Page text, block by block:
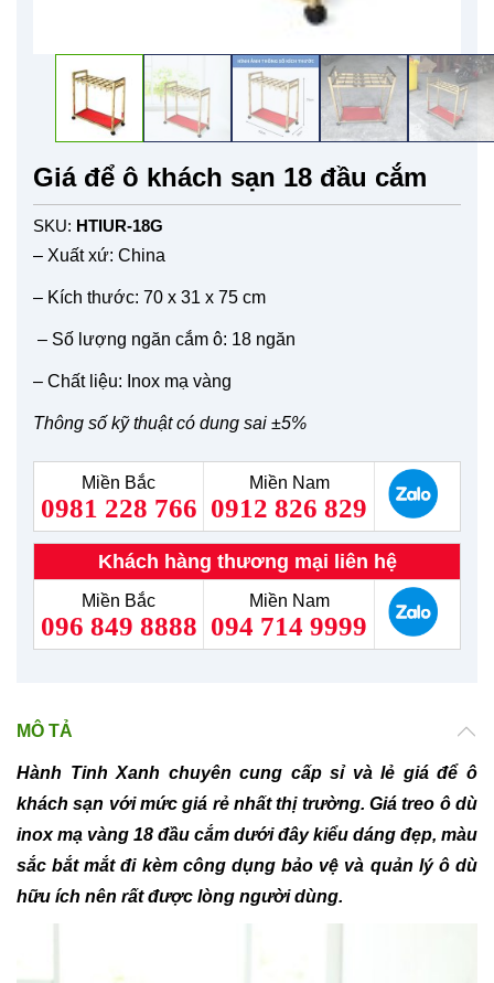
Giá để ô khách sạn 18 đầu cắm
SKU: HTIUR-18G
– Xuất xứ: China
– Kích thước: 70 x 31 x 75 cm
– Số lượng ngăn cắm ô: 18 ngăn
– Chất liệu: Inox mạ vàng
Thông số kỹ thuật có dung sai ±5%
Miền Bắc
0981 228 766
Miền Nam
0912 826 829
Khách hàng thương mại liên hệ
Miền Bắc
096 849 8888
Miền Nam
094 714 9999
MÔ TẢ
Hành Tinh Xanh chuyên cung cấp sỉ và lẻ giá để ô
khách sạn với mức giá rẻ nhất thị trường. Giá treo ô dù
inox mạ vàng 18 đầu cắm dưới đây kiểu dáng đẹp, màu
sắc bắt mắt đi kèm công dụng bảo vệ và quản lý ô dù
hữu ích nên rất được lòng người dùng.